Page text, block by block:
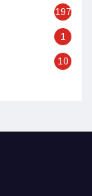
197
1
10